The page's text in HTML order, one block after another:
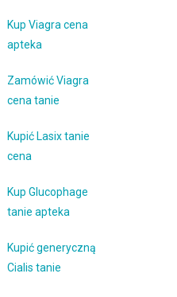
Kup Viagra cena
apteka
Zamówić Viagra
cena tanie
Kupić Lasix tanie
cena
Kup Glucophage
tanie apteka
Kupić generyczną
Cialis tanie